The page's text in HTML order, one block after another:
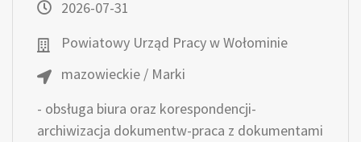
2026-07-31
Powiatowy Urząd Pracy w Wołominie
mazowieckie / Marki
- obsługa biura oraz korespondencji-
archiwizacja dokumentw-praca z dokumentami